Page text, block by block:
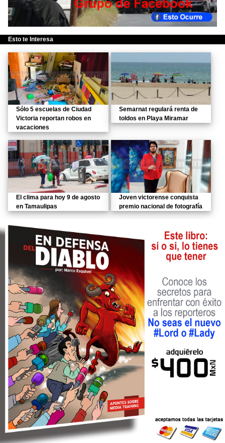
Esto te Interesa
Sólo 5 escuelas de Ciudad
Victoria reportan robos en
vacaciones
Semarnat regulará renta de
toldos en Playa Miramar
El clima para hoy 9 de agosto
en Tamaulipas
Joven victorense conquista
premio nacional de fotografía